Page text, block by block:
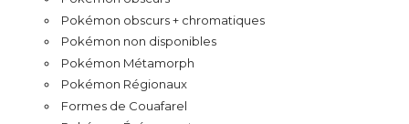
Pokémon obscurs + chromatiques
Pokémon non disponibles
Pokémon Métamorph
Pokémon Régionaux
Formes de Couafarel